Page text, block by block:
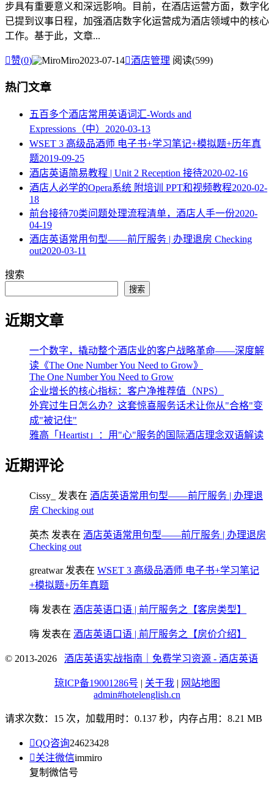
步具有重要意义和深远影响。目前，在酒店运营方面，数字化
已提到议事日程，加强酒店数字化运营成为酒店领域中的核心
工作。基于此，文章...
赞(0) Miro2023-07-14酒店管理 阅读(599)
热门文章
五百多个酒店常用英语词汇-Words and
Expressions（中） 2020-03-13
WSET 3 高级品酒师 电子书+学习笔记+模拟题+历年真
题2019-09-25
酒店英语简易教程 | Unit 2 Reception 接待2020-02-16
酒店人必学的Opera系统 附培训 PPT和视频教程2020-02-
18
​前台接待70类问题处理流程清单，酒店人手一份2020-
04-19
酒店英语常用句型——前厅服务 | 办理退房 Checking
out2020-03-11
搜索
搜索
近期文章
一个数字，撬动整个酒店业的客户战略革命——深度解
读《The One Number You Need to Grow》
The One Number You Need to Grow
企业增长的核心指标：客户净推荐值（NPS）
外宾过生日怎么办？这套惊喜服务话术让你从"合格"变
成"被记住"
雅高「Heartist」：用"心"服务的国际酒店理念双语解读
近期评论
Cissy_ 发表在 酒店英语常用句型——前厅服务 | 办理退
房 Checking out
英杰 发表在 酒店英语常用句型——前厅服务 | 办理退房
Checking out
greatwar发表在 WSET 3 高级品酒师 电子书+学习笔记
+模拟题+历年真题
嗨 发表在 酒店英语口语 | 前厅服务之【客房类型】
嗨 发表在 酒店英语口语 | 前厅服务之【房价介绍】
© 2013-2026 酒店英语实战指南｜免费学习资源 - 酒店英语
琼ICP备19001286号 | 关于我 | 网站地图
admin#hotelenglish.cn
请求次数：15 次，加载用时：0.137 秒，内存占用：8.21 MB
QQ咨询24623428
关注微信immiro
复制微信号